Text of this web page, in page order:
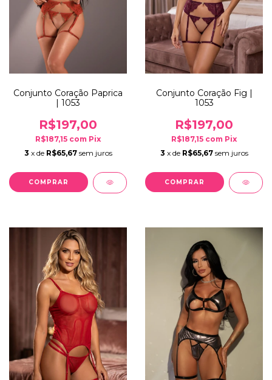
Conjunto Coração Paprica
| 1053
R$197,00
R$187,15 com Pix
3 x de R$65,67 sem juros
COMPRAR
Conjunto Coração Fig |
1053
R$197,00
R$187,15 com Pix
3 x de R$65,67 sem juros
COMPRAR